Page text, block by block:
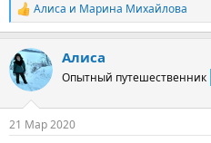
Р
е
к
ц
и
Алиса и Марина Михайлова
Алиса
Опытный путешественник
21 Мар 2020